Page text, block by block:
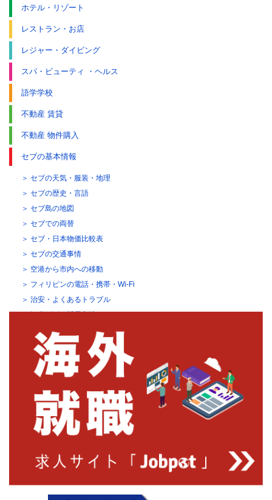
ホテル・リゾート
レストラン・お店
レジャー・ダイビング
スパ・ビューティ ・ヘルス
語学学校
不動産 賃貸
不動産 物件購入
セブの基本情報
セブの天気・服装・地理
セブの歴史・言語
セブ島の地図
セブでの両替
セブ・日本物価比較表
セブの交通事情
空港から市内への移動
フィリピンの電話・携帯・Wi-Fi
治安・よくあるトラブル